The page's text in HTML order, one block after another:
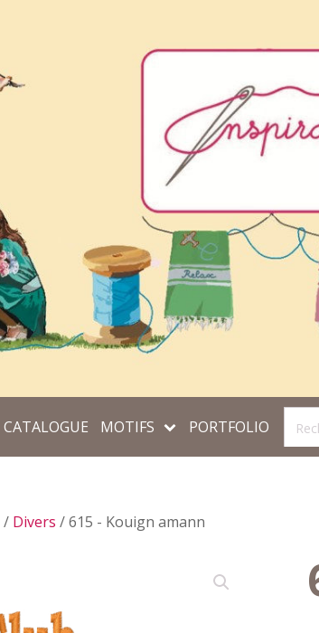
CATALOGUE MOTIFS PORTFOLIO
/ Divers / 615 - Kouign amann